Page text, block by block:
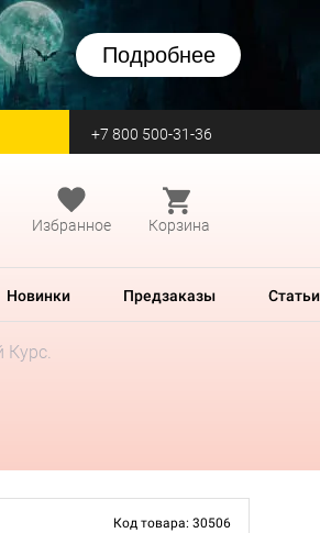
Подробнее
на Zvezda +7 800 500-31-36
Избранное Корзина
Новинки Предзаказы Статьи
Курс.
Код товара: 30506